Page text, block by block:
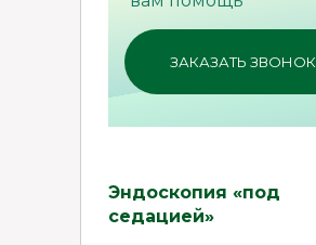
ЗАКАЗАТЬ ЗВОНОК
Эндоскопия «под
седацией»